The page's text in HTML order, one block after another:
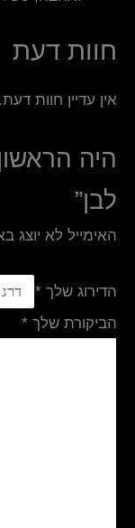
חוות דעת
אין עדיין חוות דעת.
היה
לבן”
האימייל לא יוצג
הדירוג שלך *
הביקורת שלך *